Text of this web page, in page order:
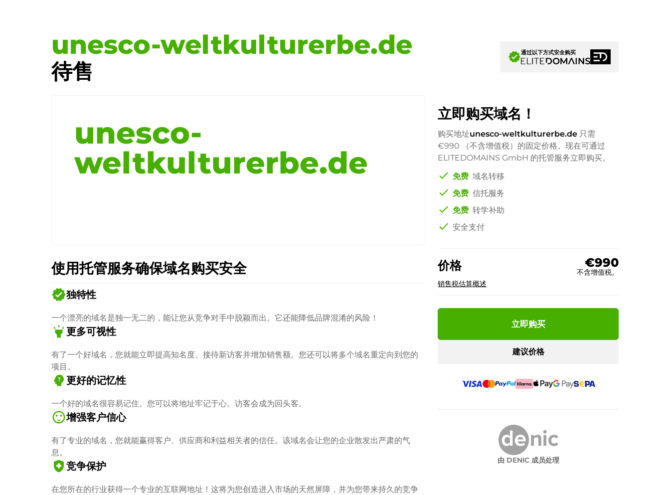
unesco-weltkulturerbe.de
待售
verified通过以下方式安全购买
unesco-
weltkulturerbe.de
立即购买域名！
购买地址unesco-weltkulturerbe.de 只需
€990
（不含增值税）的固定价格。现在可通过
ELITEDOMAINS GmbH 的托管服务立即购买。
check 免费 域名转移
check 免费 信托服务
check 免费 转学补助
check 安全支付
价格 €990
不含增值税。
销售税估算概述
立即购买
建议价格
由 DENIC 成员处理
使用托管服务确保域名购买安全
verified独特性
一个漂亮的域名是独一无二的，能让您从竞争对手中脱颖而出。它还能降低品牌混淆的风险！
highlight更多可视性
有了一个好域名，您就能立即提高知名度、接待新访客并增加销售额。您还可以将多个域名重定向到您的
项目。
psychology_alt 更好的记忆性
一个好的域名很容易记住。您可以将地址牢记于心。访客会成为回头客。
sentiment_satisfied增强客户信心
有了专业的域名，您就能赢得客户、供应商和利益相关者的信任。该域名会让您的企业散发出严肃的气
息。
health_and_safety 竞争保护
在您所在的行业获得一个专业的互联网地址！这将为您创造进入市场的天然屏障，并为您带来持久的竞争